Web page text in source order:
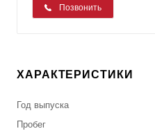
Позвонить
ХАРАКТЕРИСТИКИ
Год выпуска
Пробег